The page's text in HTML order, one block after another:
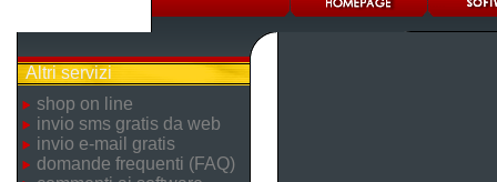
Altri servizi
shop on line
invio sms gratis da web
invio e-mail gratis
domande frequenti (FAQ)